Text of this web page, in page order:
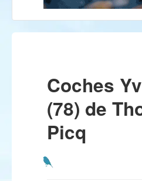
Coches
(78) de
Picq